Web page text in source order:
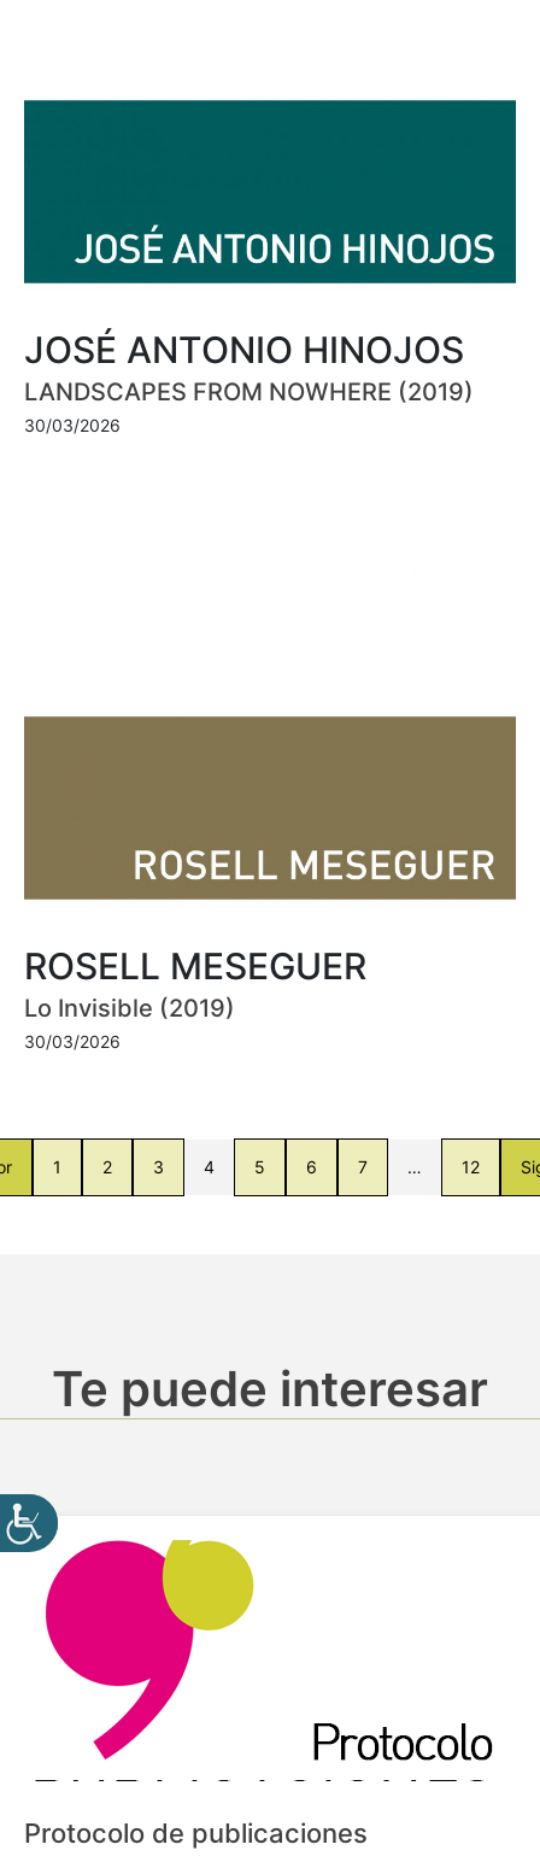
JOSÉ ANTONIO HINOJOS
LANDSCAPES FROM NOWHERE (2019)
30/03/2026
ROSELL MESEGUER
Lo Invisible (2019)
30/03/2026
1 2 3 4 5 6 7 … 12
Te puede interesar
Protocolo de publicaciones